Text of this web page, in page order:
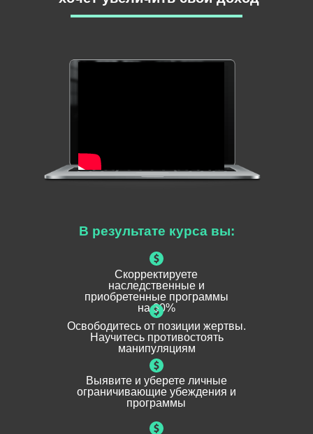
В результате курса вы:
Скорректируете
наследственные и
приобретенные программы
на 30%
Освободитесь от позиции жертвы.
Научитесь противостоять
манипуляциям
Выявите и уберете личные
ограничивающие убеждения и
программы